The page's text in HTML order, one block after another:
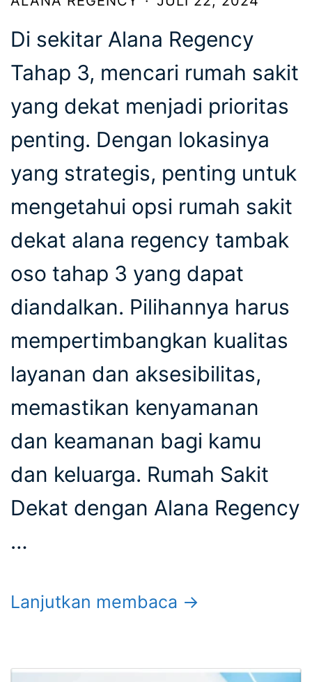
Di sekitar Alana Regency
Tahap 3, mencari rumah sakit
yang dekat menjadi prioritas
penting. Dengan lokasinya
yang strategis, penting untuk
mengetahui opsi rumah sakit
dekat alana regency tambak
oso tahap 3 yang dapat
diandalkan. Pilihannya harus
mempertimbangkan kualitas
layanan dan aksesibilitas,
memastikan kenyamanan
dan keamanan bagi kamu
dan keluarga. Rumah Sakit
Dekat dengan Alana Regency
…
Lanjutkan membaca →